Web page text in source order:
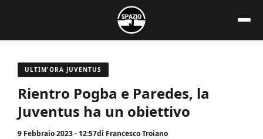
contenuto
ULTIM'ORA JUVENTUS
Rientro Pogba e Paredes, la
Juventus ha un obiettivo
9 Febbraio 2023 - 12:57di Francesco Troiano